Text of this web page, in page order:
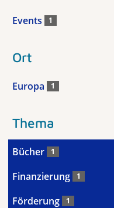
Events 1
Ort
Europa 1
Thema
Bücher 1
Finanzierung 1
Förderung 1